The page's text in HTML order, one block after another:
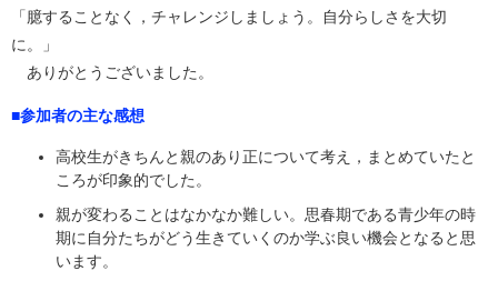
「臆することなく，チャレンジしましょう。自分らしさを大切
に。」
ありがとうございました。
■参加者の主な感想
高校生がきちんと親のあり正について考え，まとめていたと
ころが印象的でした。
親が変わることはなかなか難しい。思春期である青少年の時
期に自分たちがどう生きていくのか学ぶ良い機会となると思
います。